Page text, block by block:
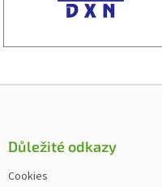
Zápatí
Důležité odkazy
Cookies